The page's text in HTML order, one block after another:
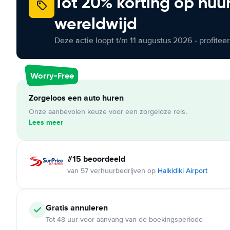
wereldwijd
Deze actie loopt t/m 11 augustus 2026 -
Worry-Free
Zorgeloos een auto huren
Onze aanbevolen keuze voor een zorgeloze reis.
Lees meer
#15 beoordeeld
van 57 verhuurbedrijven op Halkidiki Airport
Gratis annuleren
Tot 48 uur voor aanvang van de boekingsperiode